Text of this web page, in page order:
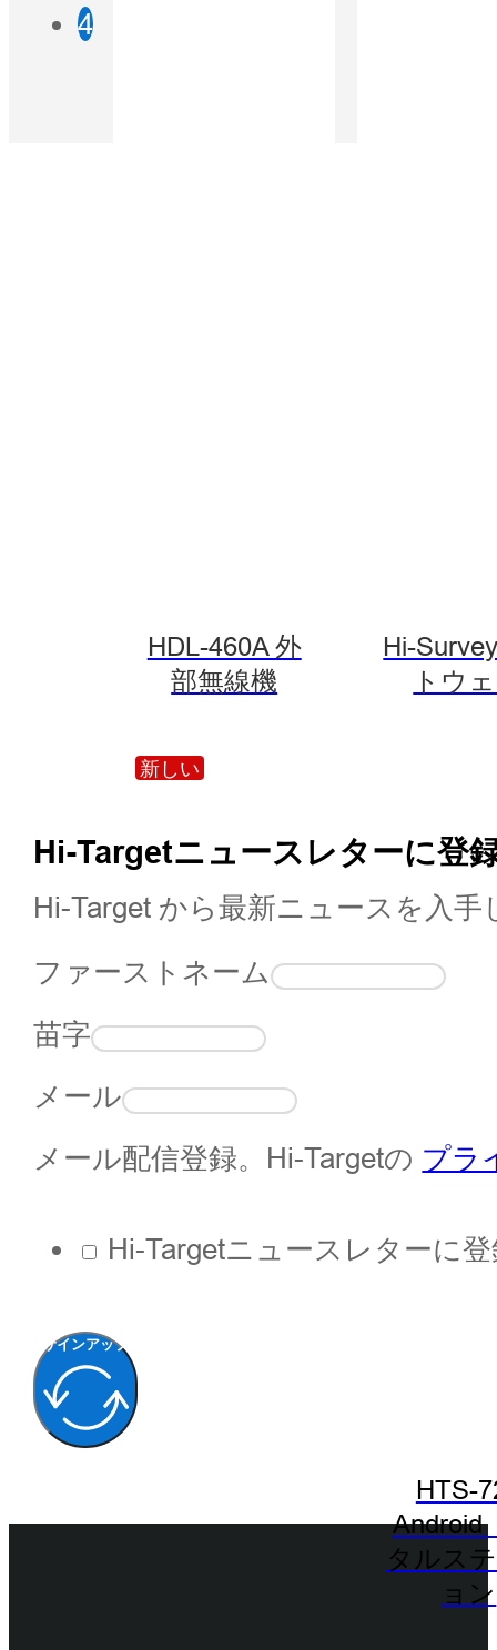
HDL-460A 外
部無線機
Hi-
トウ
新しい
HTS-
Android
タルス
ョン
4
Hi-Targetニュースレターに登
Hi-Target から最新ニュースを入
ファーストネーム
苗字
メール
メール配信登録。Hi-Targetの プラ
Hi-Targetニュースレターに
サインアップ